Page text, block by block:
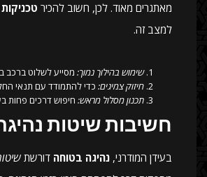
מאתגרים מאוד. לכן, חשוב להכיר
למצב זה.
שימוש בהילוך נמוך: מסייע לשלוט ברכב
חיזוק צמיגים: כדי להתמודד עם תנאי
תכנון מסלול מראש: חיפוש דרכים פחות
חשיבות שיטות
בעידן המודרני, נהיגה בטוחה דורשת